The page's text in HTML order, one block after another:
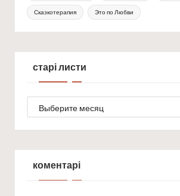
Сказкотерапия Это по Любви
старі листи
коментарі